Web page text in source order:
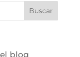
blog